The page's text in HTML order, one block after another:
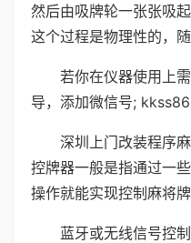
然后由吸牌轮一张张吸
这个过程是物理性的，随
若你在仪器使用上
导，添加微信号;
深圳上门改装程序
控牌器一般是指通过一
操作就能实现控制麻将
蓝牙或无线信号控